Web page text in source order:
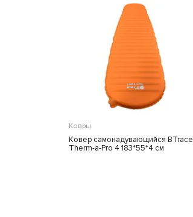
Ковры
Ковер самонадувающийся BTrace
Therm-a-Pro 4 183*55*4 см
БОЛЬШЕ ТОВАРОВ В
Все спепредложения